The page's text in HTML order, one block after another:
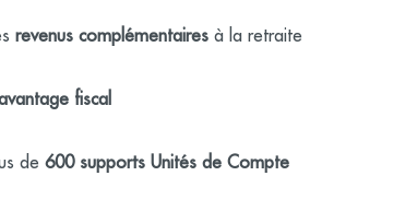
revenus complémentaires à la retraite
fiscal
de 600 supports Unités de Compte